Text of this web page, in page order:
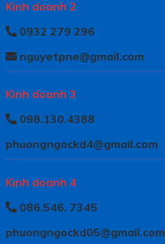
Kinh doanh 2
0932 279 296
nguyetpne@gmail.com
Kinh doanh 3
098.130.4388
phuongngockd4@gmail.com
Kinh doanh 4
086.546. 7345
phuongngockd05@gmail.com